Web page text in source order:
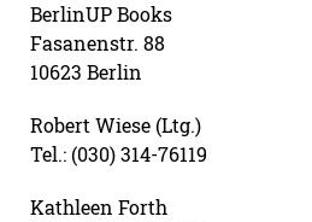
BerlinUP Books
Fasanenstr. 88
10623 Berlin
Robert Wiese (Ltg.)
Tel.: (030) 314-76119
Kathleen Forth